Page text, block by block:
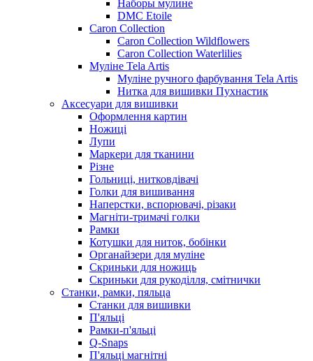
Наборы мулине
DMC Etoile
Caron Collection
Caron Collection Wildflowers
Caron Collection Waterlilies
Муліне Tela Artis
Муліне ручного фарбування Tela Artis
Нитка для вишивки Пухнастик
Аксесуари для вишивки
Оформлення картин
Ножиці
Лупи
Маркери для тканини
Різне
Гольниці, нитковдівачі
Голки для вишивання
Наперстки, вспорювачі, різаки
Магніти-тримачі голки
Рамки
Котушки для ниток, бобінки
Органайзери для муліне
Скриньки для ножиць
Скриньки для рукоділля, смітнички
Станки, рамки, пяльца
Станки для вишивки
П'яльці
Рамки-п'яльці
Q-Snaps
П'яльці магнітні